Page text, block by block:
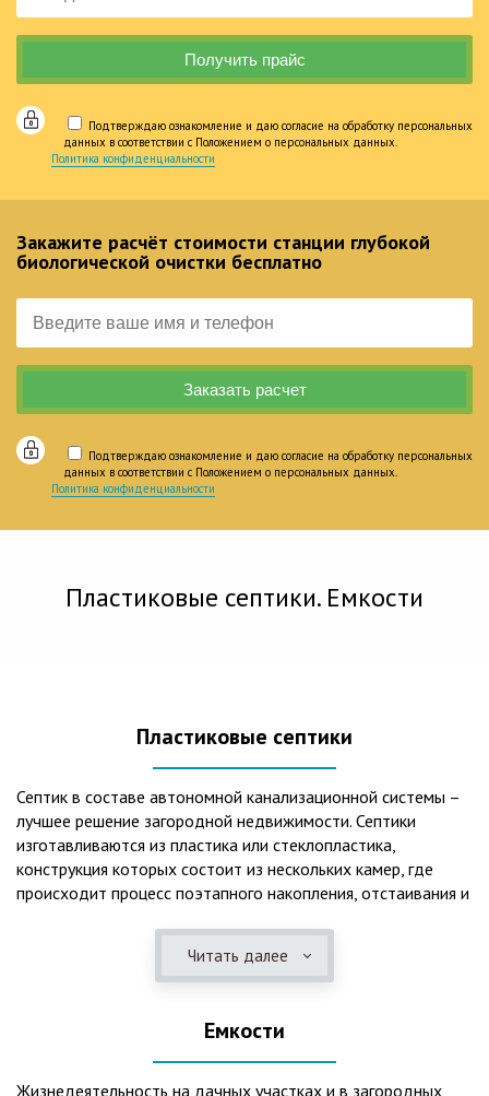
Подтверждаю ознакомление и даю согласие на обработку персональных
данных в соответствии с Положением о персональных данных.
Политика конфиденциальности
Закажите расчёт стоимости станции глубокой
биологической очистки бесплатно
Подтверждаю ознакомление и даю согласие на обработку персональных
данных в соответствии с Положением о персональных данных.
Политика конфиденциальности
Пластиковые септики. Емкости
Пластиковые септики
Септик в составе автономной канализационной системы –
лучшее решение загородной недвижимости. Септики
изготавливаются из пластика или стеклопластика,
конструкция которых состоит из нескольких камер, где
происходит процесс поэтапного накопления, отстаивания и
длительный срок службы, так как не подвержены коррозии.
2. Обладают высокой прочностью – способны
состоянии. 3. Могут эксплуатироваться в любом регионе
России при любых низких температурах. 4. Полностью
герметичны, что дает гарантию по полной безопасности
Читать далее
Емкости
Жизнедеятельность на дачных участках и в загородных